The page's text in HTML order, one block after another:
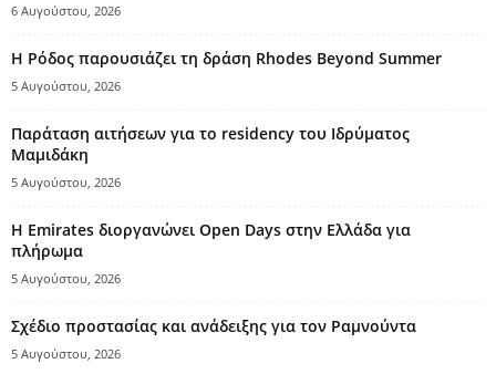
6 Αυγούστου, 2026
Η Ρόδος παρουσιάζει τη δράση Rhodes Beyond Summer
5 Αυγούστου, 2026
Παράταση αιτήσεων για το residency του Ιδρύματος
Μαμιδάκη
5 Αυγούστου, 2026
Η Emirates διοργανώνει Open Days στην Ελλάδα για
πλήρωμα
5 Αυγούστου, 2026
Σχέδιο προστασίας και ανάδειξης για τον Ραμνούντα
5 Αυγούστου, 2026